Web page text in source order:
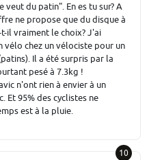
veut du patin". En es tu sur? A
ne propose que du disque à
il vraiment le choix? J'ai
chez un vélociste pour un
Il a été surpris par la
pesé à 7.3kg !
n'ont rien à envier à un
Et 95% des cyclistes ne
est à la pluie.
10